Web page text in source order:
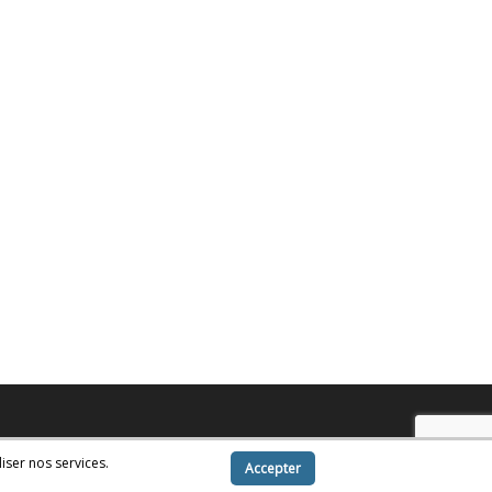
nos services. Accepter